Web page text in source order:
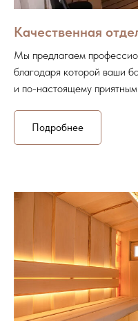
Качественная
Мы предлагаем
благодаря которой ваши
и по-настоящему
Подробнее